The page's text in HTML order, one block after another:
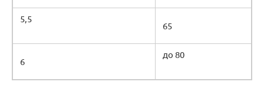
5,5
65
6
до 80